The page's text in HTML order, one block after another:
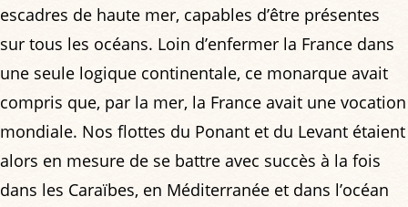
escadres de haute mer, capables d’être présentes
sur tous les océans. Loin d’enfermer la France dans
une seule logique continentale, ce monarque avait
compris que, par la mer, la France avait une vocation
mondiale. Nos flottes du Ponant et du Levant étaient
alors en mesure de se battre avec succès à la fois
dans les Caraïbes, en Méditerranée et dans l’océan